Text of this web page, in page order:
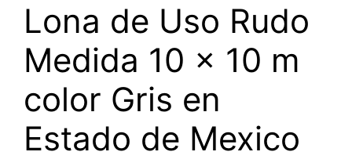
Lona de Uso Rudo
Medida 10 x 10 m
color Gris en
Estado de Mexico